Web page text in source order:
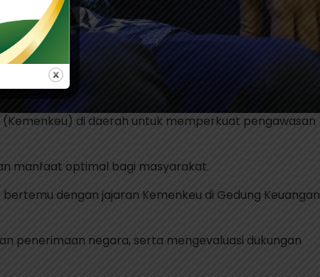
(Kemenkeu) di daerah untuk memperkuat pengawasan
manfaat optimal bagi masyarakat.
dengan jajaran Kemenkeu di Gedung Keuangan
penerimaan negara, serta mengevaluasi dukungan